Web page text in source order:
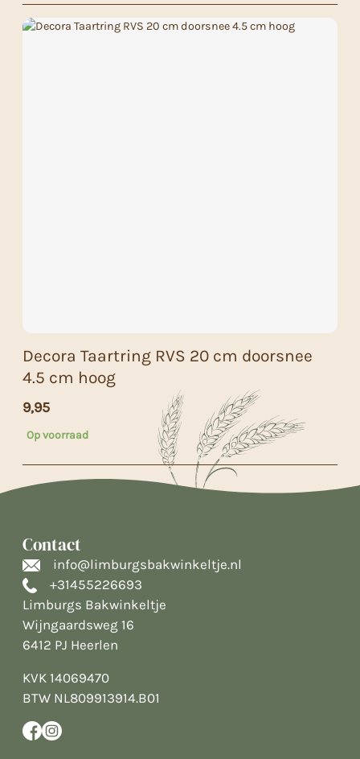
Decora Taartring RVS 20 cm doorsnee
4.5 cm hoog
9,95
Op voorraad
Contact
info@limburgsbakwinkeltje.nl
+31455226693
Limburgs Bakwinkeltje
Wijngaardsweg 16
6412 PJ Heerlen
KVK 14069470
BTW NL809913914.B01